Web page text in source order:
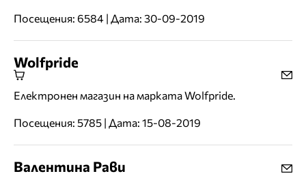
Посещения: 6584 | Дата: 30-09-2019
Wolfpride
Електронен магазин на марката Wolfpride.
Посещения: 5785 | Дата: 15-08-2019
Валентина Рави